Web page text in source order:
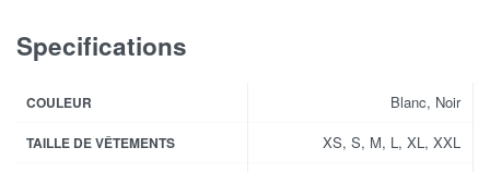
Specifications
COULEUR Blanc, Noir
TAILLE DE VÊTEMENTS XS, S, M, L, XL, XXL